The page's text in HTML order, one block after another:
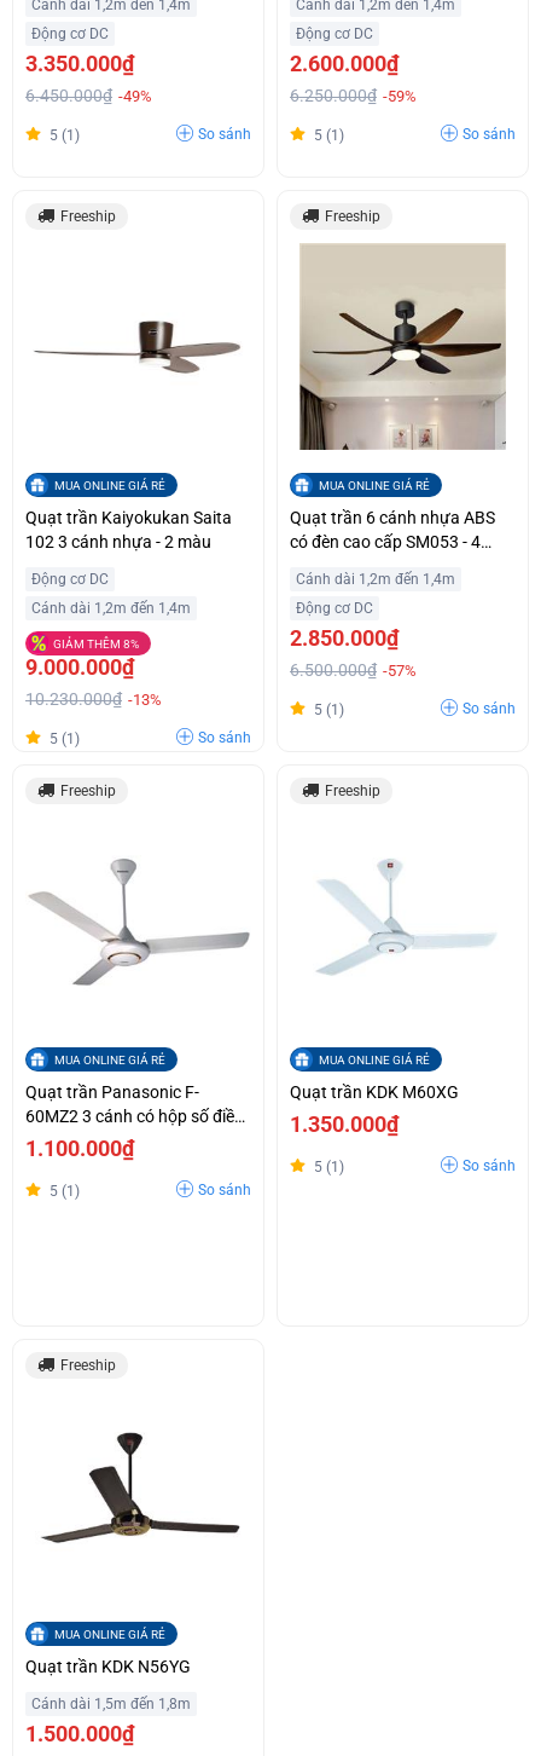
Cánh dài 1,2m đến 1,4m
Động cơ DC
3.350.000₫
6.450.000₫ -49%
5 (1) So sánh
Cánh dài 1,2m đến 1,4m
Động cơ DC
2.600.000₫
6.250.000₫ -59%
5 (1) So sánh
Freeship
MUA ONLINE GIÁ RẺ
Quạt trần Kaiyokukan Saita
102 3 cánh nhựa - 2 màu
Động cơ DC
Cánh dài 1,2m đến 1,4m
GIẢM THÊM 8%
9.000.000₫
10.230.000₫ -13%
5 (1) So sánh
Freeship
MUA ONLINE GIÁ RẺ
Quạt trần 6 cánh nhựa ABS
có đèn cao cấp SM053 - 4
Cánh dài 1,2m đến 1,4m
Động cơ DC
2.850.000₫
6.500.000₫ -57%
5 (1) So sánh
Freeship
MUA ONLINE GIÁ RẺ
Quạt trần Panasonic F-
60MZ2 3 cánh có hộp số điều
khiển
1.100.000₫
5 (1) So sánh
Freeship
MUA ONLINE GIÁ RẺ
Quạt trần KDK M60XG
1.350.000₫
5 (1) So sánh
Freeship
MUA ONLINE GIÁ RẺ
Quạt trần KDK N56YG
Cánh dài 1,5m đến 1,8m
1.500.000₫